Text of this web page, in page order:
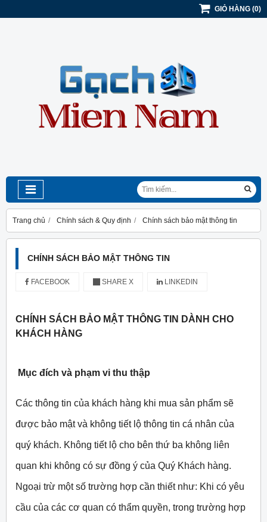
GIỎ HÀNG (0)
Trang chủ Chính sách & Quy định Chính sách bảo mật thông tin
CHÍNH SÁCH BẢO MẬT THÔNG TIN
FACEBOOK SHARE X LINKEDIN
CHÍNH SÁCH BẢO MẬT THÔNG TIN DÀNH CHO
KHÁCH HÀNG
Mục đích và phạm vi thu thập
Các thông tin của khách hàng khi mua sản phẩm sẽ
được bảo mật và không tiết lộ thông tin cá nhân của
quý khách. Không tiết lộ cho bên thứ ba không liên
quan khi không có sự đồng ý của Quý Khách hàng.
Ngoại trừ một số trường hợp cần thiết như: Khi có yêu
cầu của các cơ quan có thẩm quyền, trong trường hợp